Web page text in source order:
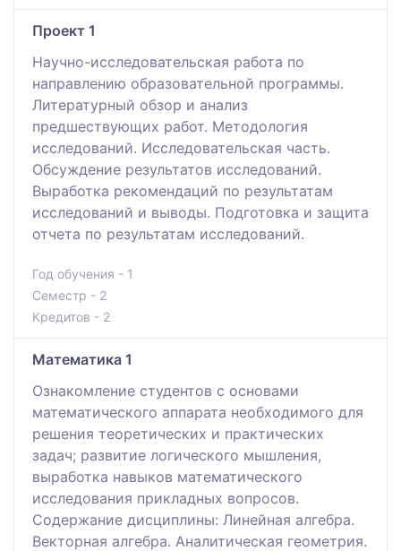
Проект 1
Научно-исследовательская работа по
направлению образовательной программы.
Литературный обзор и анализ
предшествующих работ. Методология
исследований. Исследовательская часть.
Обсуждение результатов исследований.
Выработка рекомендаций по результатам
исследований и выводы. Подготовка и защита
отчета по результатам исследований.
Год обучения - 1
Семестр - 2
Кредитов - 2
Математика 1
Ознакомление студентов с основами
математического аппарата необходимого для
решения теоретических и практических
задач; развитие логического мышления,
выработка навыков математического
исследования прикладных вопросов.
Содержание дисциплины: Линейная алгебра.
Векторная алгебра. Аналитическая геометрия.